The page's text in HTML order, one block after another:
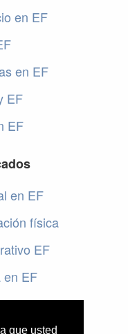
que usted
en EF
en EF
EF
EF
en EF
física
EF
en EF
EF